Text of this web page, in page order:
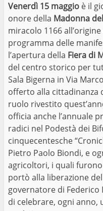
Venerdì 15 maggio è il
onore della Madonna
miracolo 1166
programma delle
l’apertura della Fiera di
del centro storico per
Sala Bigerna in Via
offerto alla cittadinanza
ruolo rivestito
officia anche l’annuale
radici nel Podestà dei
cinquecentesche
Pietro Paolo Biondi, e
agricoltori, i quali
portò alla liberazione
governatore di Federico
di celebrare, ogni anno,